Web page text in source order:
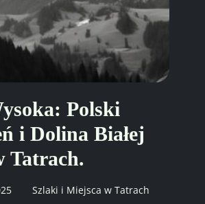
Polski
i Dolina Białej
Tatrach.
Szlaki i Miejsca w Tatrach